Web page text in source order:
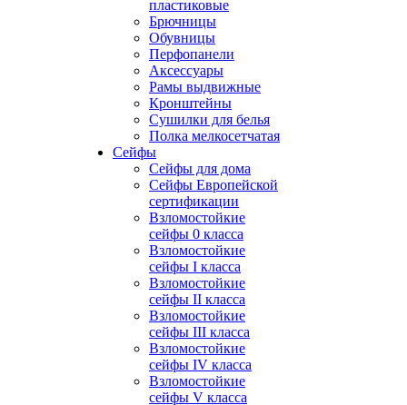
пластиковые
Брючницы
Обувницы
Перфопанели
Аксессуары
Рамы выдвижные
Кронштейны
Сушилки для белья
Полка мелкосетчатая
Сейфы
Сейфы для дома
Сейфы Европейской
сертификации
Взломостойкие
сейфы 0 класса
Взломостойкие
сейфы I класса
Взломостойкие
сейфы II класса
Взломостойкие
сейфы III класса
Взломостойкие
сейфы IV класса
Взломостойкие
сейфы V класса